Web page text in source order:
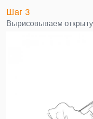
Шаг 3
Вырисовываем